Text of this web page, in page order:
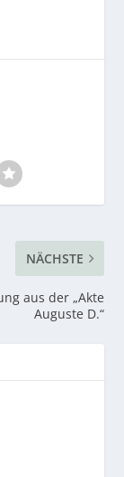
NÄCHSTE
aus der „Akte
Auguste D.“